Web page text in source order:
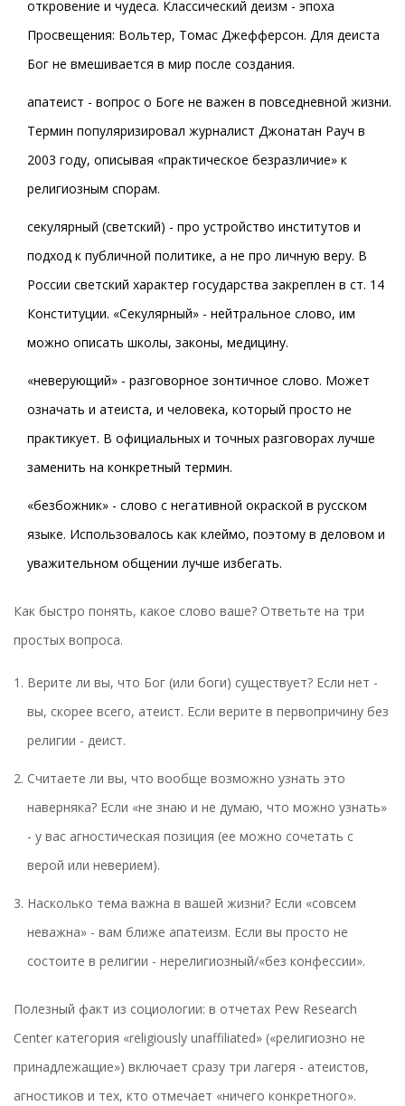
откровение и чудеса. Классический деизм - эпоха
Просвещения: Вольтер, Томас Джефферсон. Для деиста
Бог не вмешивается в мир после создания.
апатеист - вопрос о Боге не важен в повседневной жизни.
Термин популяризировал журналист Джонатан Рауч в
2003 году, описывая «практическое безразличие» к
религиозным спорам.
секулярный (светский) - про устройство институтов и
подход к публичной политике, а не про личную веру. В
России светский характер государства закреплен в ст. 14
Конституции. «Секулярный» - нейтральное слово, им
можно описать школы, законы, медицину.
«неверующий» - разговорное зонтичное слово. Может
означать и атеиста, и человека, который просто не
практикует. В официальных и точных разговорах лучше
заменить на конкретный термин.
«безбожник» - слово с негативной окраской в русском
языке. Использовалось как клеймо, поэтому в деловом и
уважительном общении лучше избегать.
Как быстро понять, какое слово ваше? Ответьте на три
простых вопроса.
Верите ли вы, что Бог (или боги) существует? Если нет -
вы, скорее всего, атеист. Если верите в первопричину без
религии - деист.
Считаете ли вы, что вообще возможно узнать это
наверняка? Если «не знаю и не думаю, что можно узнать»
- у вас агностическая позиция (ее можно сочетать с
верой или неверием).
Насколько тема важна в вашей жизни? Если «совсем
неважна» - вам ближе апатеизм. Если вы просто не
состоите в религии - нерелигиозный/«без конфессии».
Полезный факт из социологии: в отчетах Pew Research
Center категория «religiously unaffiliated» («религиозно не
принадлежащие») включает сразу три лагеря - атеистов,
агностиков и тех, кто отмечает «ничего конкретного».